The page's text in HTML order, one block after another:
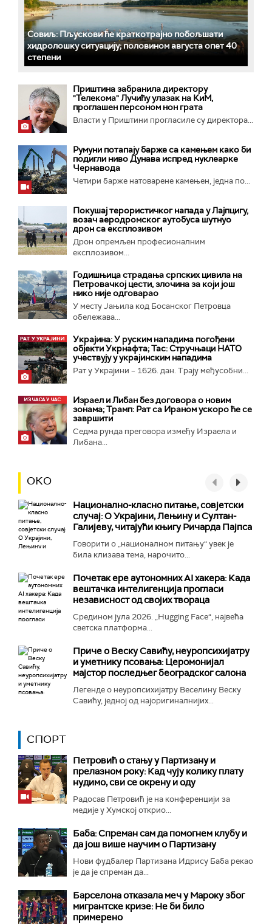
Совиљ: Пљускови ће краткотрајно побољшати
хидролошку ситуацију; половином августа опет 40
степени
Приштина забранила директору
"Телекома" Лучићу улазак на КиМ,
проглашен персоном нон грата
Власти у Приштини прогласиле су директора...
Румуни потапају барже са камењем како би
подигли ниво Дунава испред нуклеарке
Чернавода
Четири барже натоварене камењен, једна по...
Покушај терористичког напада у Лајпцигу,
возач аеродромског аутобуса шутнуо
дрон са експлозивом
Дрон опремљен професионалним
експлозивом...
Годишњица страдања српских цивила на
Петровачкој цести, злочина за који још
нико није одговарао
У месту Јањила код Босанског Петровца
обележава...
Украјина: У руским нападима погођени
објекти Укрнафта; Тас: Стручњаци НАТО
учествују у украјинским нападима
Рат у Украјини – 1626. дан. Трају међусобни...
Израел и Либан без договора о новим
зонама; Трамп: Рат са Ираном ускоро ће се
завршити
Седма рунда преговора између Израела и
Либана...
ОКО
Национално-класнo питање, совјетски
случај: О Украјини, Лењину и Султан-
Галијеву, читајући књигу Ричарда Пајпса
Говорити о „националном питању“ увек је
била клизава тема, нарочито...
Почетак ере аутономних AI хакера: Када
вештачка интелигенција прогласи
независност од својих твораца
Средином јула 2026. „Hugging Face“, највећа
светска платформа...
Приче о Веску Савићу, неуропсихијатру
и уметнику псовања: Церомонијал
мајстор последњег београдског салона
Легенде о неуропсихијатру Веселину Веску
Савићу, једној од најоригиналнијих...
СПОРТ
Петровић о стању у Партизану и
прелазном року: Кад чују колику плату
нудимо, сви се окрену и оду
Радосав Петровић је на конференцији за
медије у Хумској открио...
Баба: Спреман сам да помогнем клубу и
да још више научим о Партизану
Нови фудбалер Партизана Идрису Баба рекао
је да је спреман да...
Барселона отказала меч у Мароку због
мигрантске кризе: Не би било
примерено